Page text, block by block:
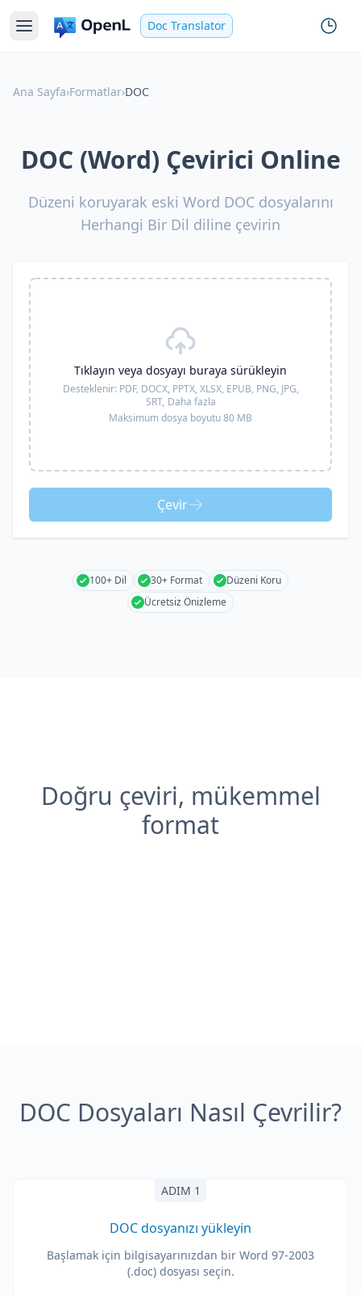
Doc Translator
Ana Sayfa›Formatlar›DOC
DOC (Word) Çevirici Online
Düzeni koruyarak eski Word DOC dosyalarını
Herhangi Bir Dil diline çevirin
Tıklayın veya dosyayı buraya sürükleyin
Desteklenir: PDF, DOCX, PPTX, XLSX, EPUB, PNG, JPG,
SRT, Daha fazla
Maksimum dosya boyutu 80 MB
Çevir
100+ Dil 30+ Format
Düzeni Koru
Ücretsiz Önizleme
Doğru çeviri, mükemmel
format
DOC Dosyaları Nasıl Çevrilir?
ADIM 1
DOC dosyanızı yükleyin
Başlamak için bilgisayarınızdan bir Word 97-2003
(.doc) dosyası seçin.